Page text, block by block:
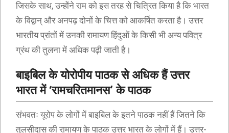
जिसके साथ, उन्होंने राम को इस तरह से चित्रित किया है कि भारत
के विद्वान् और अनपढ़ दोनों के चित्त को आकर्षित करता है। उत्तर
भारतीय प्रांतों में उनकी रामायण हिंदुओं के किसी भी अन्य पवित्र
ग्रंथ की तुलना में अधिक पढ़ी जाती है।
बाइबिल के योरोपीय पाठक से अधिक हैं उत्तर
भारत में ‘रामचरितमानस’ के पाठक
संभवतः यूरोप के लोगों में बाइबिल के इतने पाठक नहीं हैं जितने कि
तुलसीदास की रामायण के पाठक उत्तर भारत के लोगों में हैं। उत्तर-